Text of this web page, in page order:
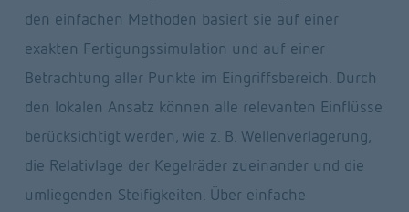
den einfachen Methoden basiert sie auf einer
exakten Fertigungssimulation und auf einer
Betrachtung aller Punkte im Eingriffsbereich. Durch
den lokalen Ansatz können alle relevanten Einflüsse
berücksichtigt werden, wie z. B. Wellenverlagerung,
die Relativlage der Kegelräder zueinander und die
umliegenden Steifigkeiten. Über einfache